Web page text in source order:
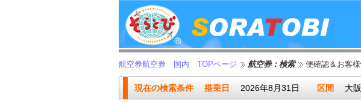
航空券航空券 国内 TOPページ 航空券：検索 便確認＆お客
現在の検索条件 搭乗日 2026年8月31日 区間 大